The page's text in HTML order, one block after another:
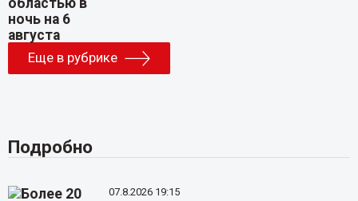
Еще в рубрике
Подробно
07.8.2026 19:15